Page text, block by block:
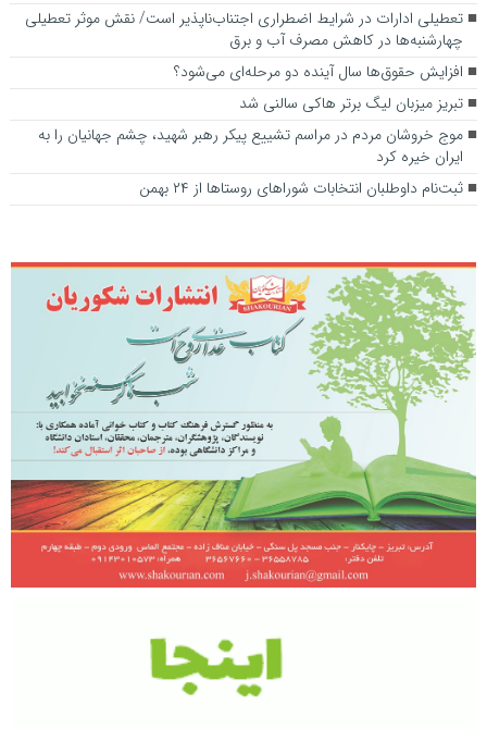
تعطیلی ادارات در شرایط اضطراری اجتناب‌ناپذیر است/ نقش موثر تعطیلی
چهارشنبه‌ها در کاهش مصرف آب و برق
افزایش حقوق‌ها سال آینده دو مرحله‌ای می‌شود؟
تبریز میزبان لیگ برتر هاکی سالنی شد
موج خروشان مردم در مراسم تشییع پیکر رهبر شهید، چشم جهانیان را به
ایران خیره کرد
ثبت‌نام داوطلبان انتخابات شورا‌های روستا‌ها از ۲۴ بهمن